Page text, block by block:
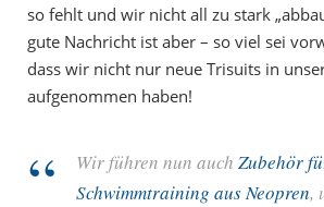
so fehlt und wir nicht all zu stark
gute Nachricht ist aber – so viel sei
dass wir nicht nur neue Trisuits in
aufgenommen haben!
Wir führen nun auch Zubehör
Schwimmtraining aus Neopren,